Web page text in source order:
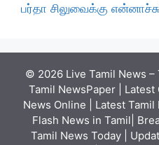
பர்தா சிலுவைக்கு
© 2026 Live Tamil News –
Tamil NewsPaper |
News Online | Latest Tamil
Flash News in Tamil|
Tamil News Today |